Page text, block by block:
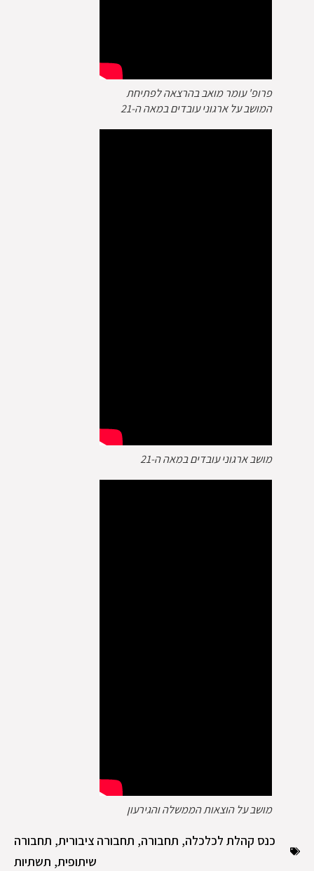
פרופ' עומר מואב בהרצאה לפתיחת
המושב על ארגוני עובדים במאה ה-21
מושב ארגוני עובדים במאה ה-21
מושב על הוצאות הממשלה והגירעון
כנס קהלת לכלכלה, תחבורה, תחבורה ציבורית, תחבורה
שיתופית, תשתיות